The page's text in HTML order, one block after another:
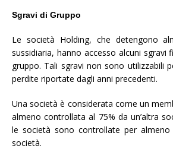
Sgravi di Gruppo
Le società Holding, che detengono
sussidiaria, hanno accesso alcuni sgravi
gruppo. Tali sgravi non sono utilizzabili
perdite riportate dagli anni precedenti.
Una società è considerata come un
almeno controllata al 75% da un’altra
le società sono controllate per
società.